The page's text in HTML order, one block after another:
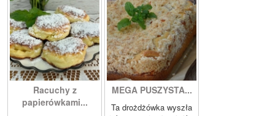
Racuchy z
papierówkami...
MEGA PUSZYSTA...
Ta drożdżówka wyszła